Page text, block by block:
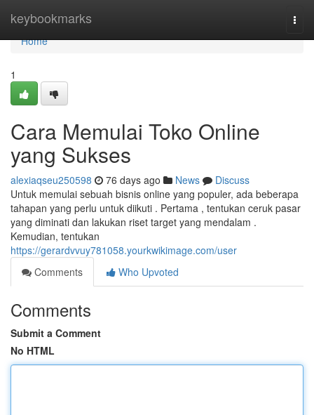
keybookmarks
Home
Home
1
Cara Memulai Toko Online
yang Sukses
alexiaqseu250598 76 days ago News
Discuss
Untuk memulai sebuah bisnis online yang populer, ada beberapa
tahapan yang perlu untuk diikuti . Pertama , tentukan ceruk pasar
yang diminati dan lakukan riset target yang mendalam .
Kemudian, tentukan
https://gerardvvuy781058.yourkwikimage.com/user
Comments
Who Upvoted
Comments
Submit a Comment
No HTML